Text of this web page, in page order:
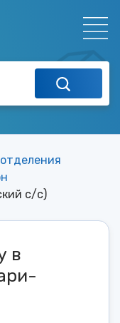
с/с)
в